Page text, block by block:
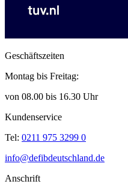
Geschäftszeiten
Montag bis Freitag:
von 08.00 bis 16.30 Uhr
Kundenservice
Tel: 0211 975 3299 0
info@defibdeutschland.de
Anschrift